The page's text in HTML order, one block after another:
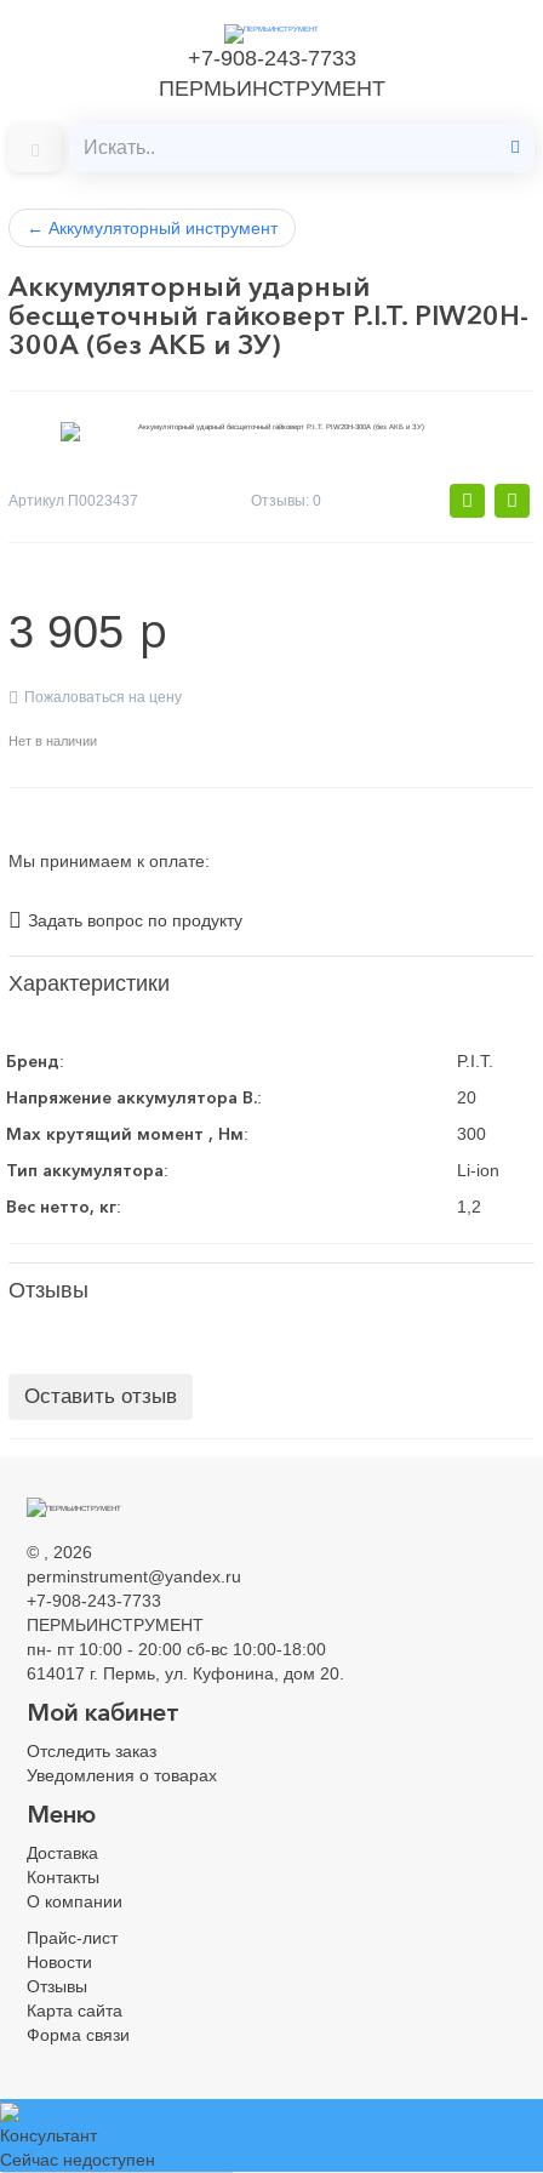
+7-908-243-7733
ПЕРМЬИНСТРУМЕНТ
← Аккумуляторный инструмент
Аккумуляторный ударный
бесщеточный гайковерт P.I.T. PIW20H-
300A (без АКБ и ЗУ)
Артикул П0023437 Отзывы: 0
3 905 p
Пожаловаться на цену
Нет в наличии
Мы принимаем к оплате:
Задать вопрос по продукту
Характеристики
Бренд: P.I.T.
Напряжение аккумулятора В.: 20
Max крутящий момент , Нм: 300
Тип аккумулятора: Li-ion
Вес нетто, кг: 1,2
Отзывы
Оставить отзыв
©
, 2026
perminstrument@yandex.ru
+7-908-243-7733
ПЕРМЬИНСТРУМЕНТ
пн- пт 10:00 - 20:00 сб-вс 10:00-18:00
614017 г. Пермь, ул. Куфонина, дом 20.
Мой кабинет
Отследить заказ
Уведомления о товарах
Меню
Доставка
Контакты
О компании
Прайс-лист
Новости
Отзывы
Карта сайта
Форма связи
Консультант
Сейчас недоступен